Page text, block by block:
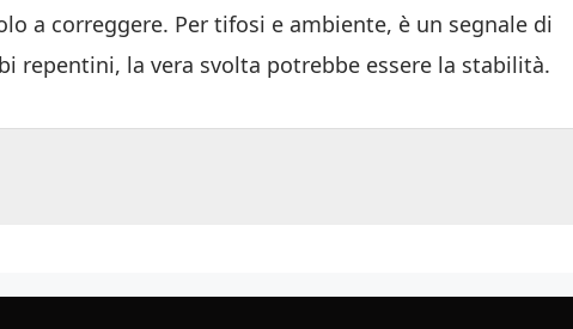
a correggere. Per tifosi e ambiente, è un segnale di
repentini, la vera svolta potrebbe essere la stabilità.